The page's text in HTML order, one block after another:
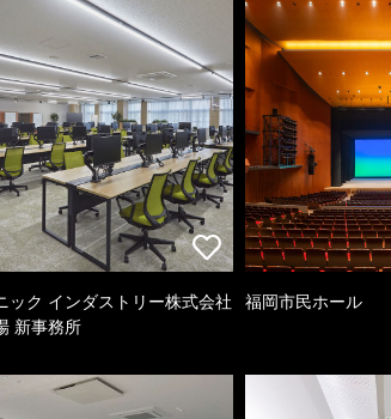
ック インダストリー株式会社
新事務所
福岡市民ホール